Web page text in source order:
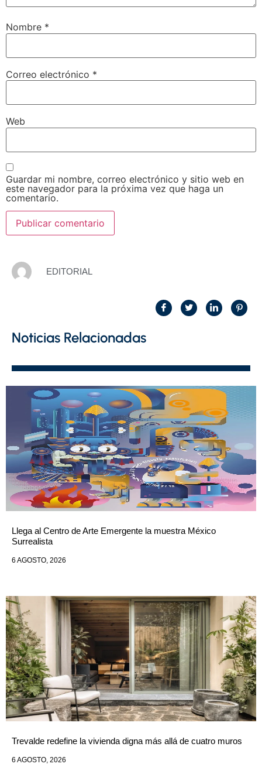
Nombre *
Correo electrónico *
Web
Guardar mi nombre, correo electrónico y sitio web en
este navegador para la próxima vez que haga un
comentario.
EDITORIAL
Noticias Relacionadas
Llega al Centro de Arte Emergente la muestra México
Surrealista
6 AGOSTO, 2026
Trevalde redefine la vivienda digna más allá de cuatro muros
6 AGOSTO, 2026